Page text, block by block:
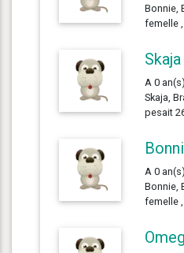
Bonnie,
femelle
Skaja
A 0
Skaja,
pesait
A 0
Bonnie,
femelle